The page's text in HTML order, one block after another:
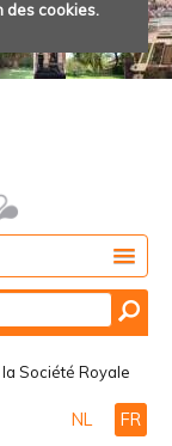
des cookies.
Société Royale
NL FR